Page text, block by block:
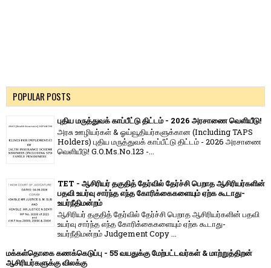
POPULAR POSTS
புதிய மருத்துவக் காப்பீட்டு திட்டம் - 2026 அரசாணை வெளியீடு!
அரசு ஊழியர்கள் & ஓய்வூதியர்களுக்கான (Including TAPS
Holders) புதிய மருத்துவக் காப்பீட்டு திட்டம் - 2026 அரசாணை
வெளியீடு! G.O.Ms.No.123 -...
TET - ஆசிரியர் தகுதித் தேர்வில் தேர்ச்சி பெறாத ஆசிரியர்களின்
பதவி உயர்வு சார்ந்த எந்த கோரிக்கைகளையும் ஏற்க கூடாது-
உயர்நீதிமன்றம்
ஆசிரியர் தகுதித் தேர்வில் தேர்ச்சி பெறாத ஆசிரியர்களின் பதவி
உயர்வு சார்ந்த எந்த கோரிக்கைகளையும் ஏற்க கூடாது-
உயர்நீதிமன்றம் Judgement Copy ...
மக்கள்தொகை கணக்கெடுப்பு - 55 வயதுக்கு மேற்பட்டவர்கள் & மாற்றுத்திறன்
ஆசிரியர்களுக்கு விலக்கு